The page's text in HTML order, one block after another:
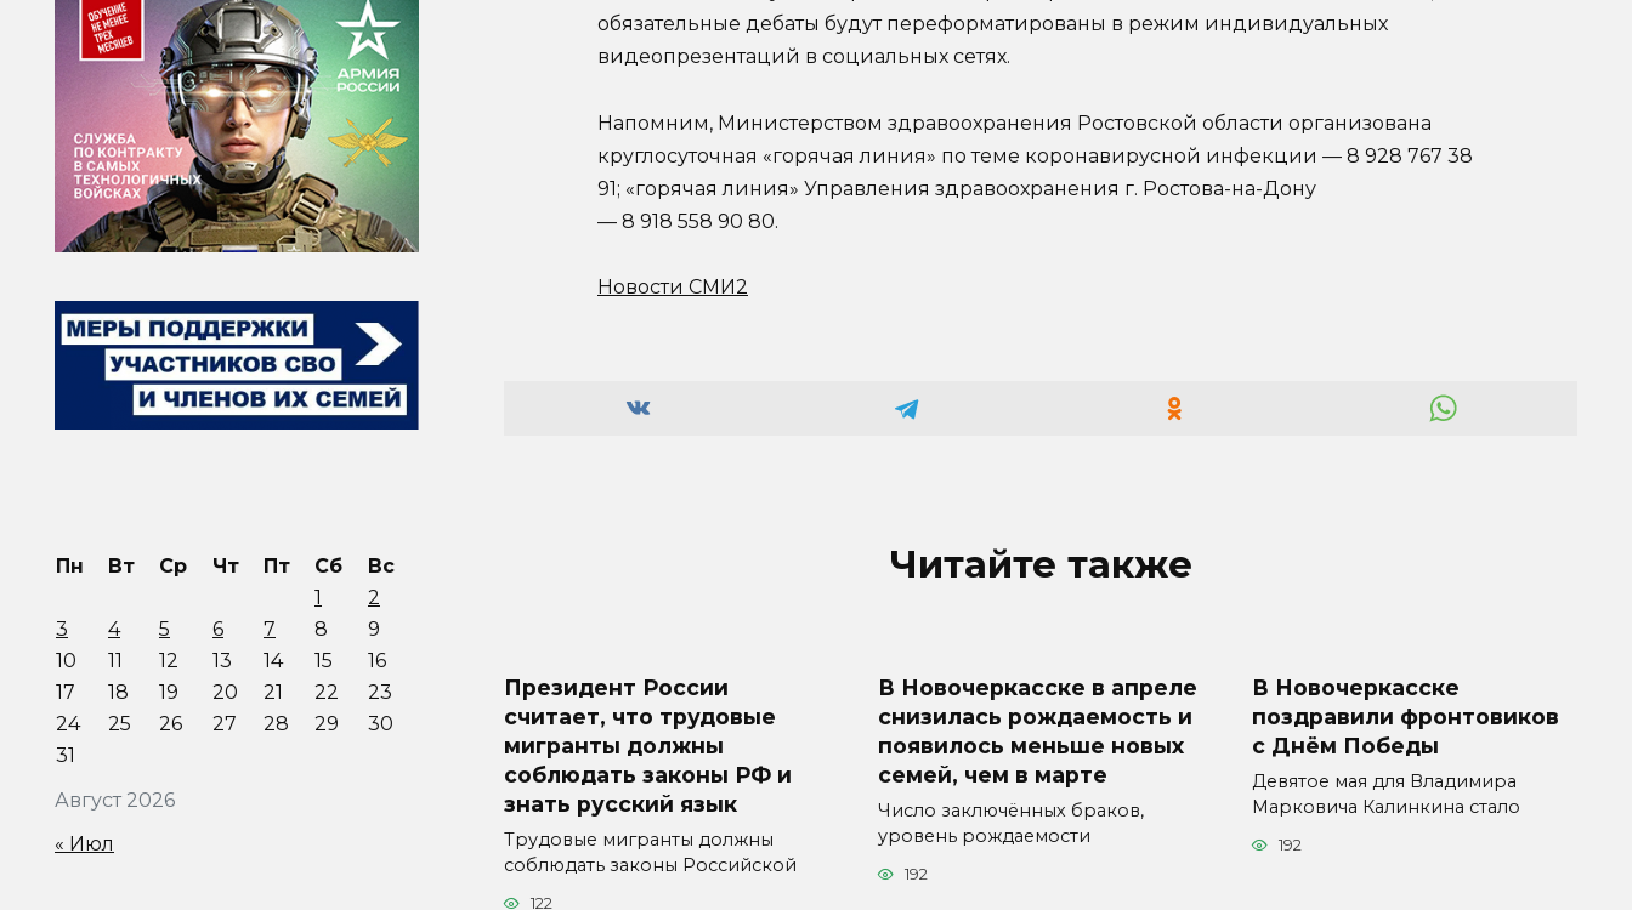
обязательные дебаты будут переформатированы в режим индивидуальных
видеопрезентаций в социальных сетях.
Напомним, Министерством здравоохранения Ростовской области организована
круглосуточная «горячая линия» по теме коронавирусной инфекции — 8 928 767 38
91; «горячая линия» Управления здравоохранения г. Ростова-на-Дону
— 8 918 558 90 80.
Новости СМИ2
Читайте также
Президент России
считает, что трудовые
мигранты должны
соблюдать законы РФ и
знать русский язык
Трудовые мигранты должны
соблюдать законы Российской
122
В Новочеркасске в апреле
снизилась рождаемость и
появилось меньше новых
семей, чем в марте
Число заключённых браков,
уровень рождаемости
192
В Новочеркасске
поздравили фронтовиков
с Днём Победы
Девятое мая для Владимира
Марковича Калинкина стало
192
Август 2026
Пн Вт Ср Чт Пт Сб
Вс
1
2
3
4 5 6 7 8
9
10
11 12 13 14 15
16
17
18 19 20 21 22
23
24
25 26 27 28 29
30
31
« Июл